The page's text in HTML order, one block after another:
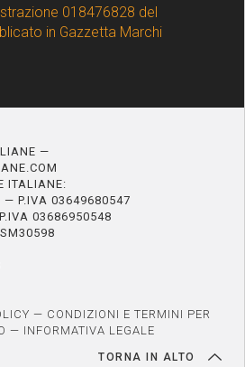
018476828 del
in Gazzetta Marchi
—
ITALIANE:
— P.IVA 03649680547
03686950548
— CONDIZIONI E TERMINI PER
— INFORMATIVA LEGALE
TORNA IN ALTO